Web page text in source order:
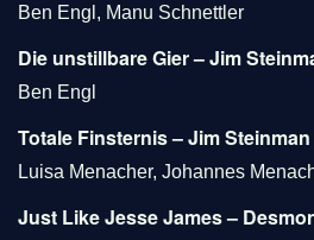
Ben Engl, Manu Schnettler
Die unstillbare Gier – Jim
Ben Engl
Totale Finsternis – Jim Steinman
Luisa Menacher, Johannes
Just Like Jesse James –